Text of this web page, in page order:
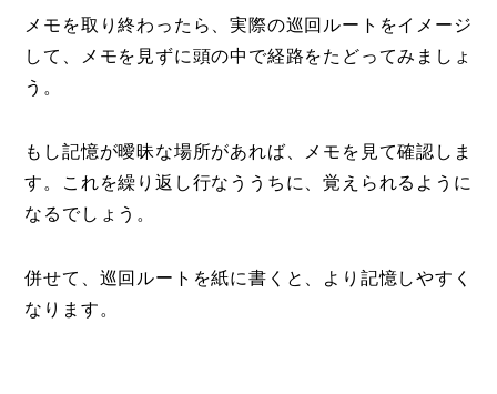
メモを取り終わったら、実際の巡回ルートをイメージ
して、メモを見ずに頭の中で経路をたどってみましょ
う。
もし記憶が曖昧な場所があれば、メモを見て確認しま
す。これを繰り返し行なううちに、覚えられるように
なるでしょう。
併せて、巡回ルートを紙に書くと、より記憶しやすく
なります。